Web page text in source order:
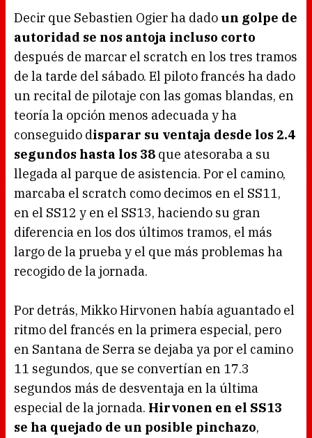
Decir que Sebastien Ogier ha dado un golpe de
autoridad se nos antoja incluso corto
después de marcar el scratch en los tres tramos
de la tarde del sábado. El piloto francés ha dado
un recital de pilotaje con las gomas blandas, en
teoría la opción menos adecuada y ha
conseguido disparar su ventaja desde los 2.4
segundos hasta los 38 que atesoraba a su
llegada al parque de asistencia. Por el camino,
marcaba el scratch como decimos en el SS11,
en el SS12 y en el SS13, haciendo su gran
diferencia en los dos últimos tramos, el más
largo de la prueba y el que más problemas ha
recogido de la jornada.
Por detrás, Mikko Hirvonen había aguantado el
ritmo del francés en la primera especial, pero
en Santana de Serra se dejaba ya por el camino
11 segundos, que se convertían en 17.3
segundos más de desventaja en la última
especial de la jornada. Hirvonen en el SS13
se ha quejado de un posible pinchazo,